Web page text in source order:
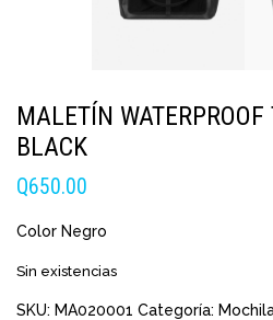
MALETÍN
BLACK
Q650.00
Color Negro
Sin existencias
SKU: MA020001 Categoría: